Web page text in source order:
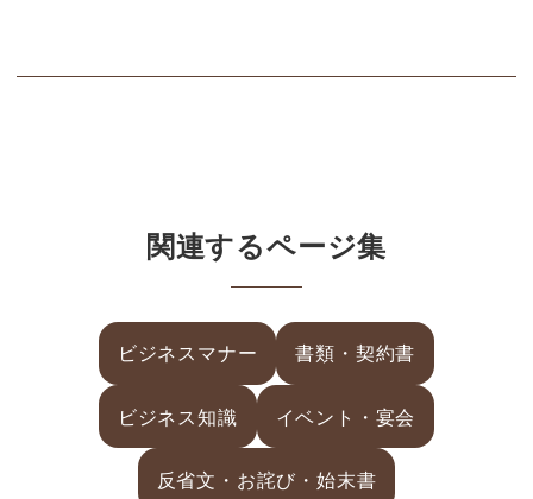
関連するページ集
ビジネスマナー 書類・契約書
ビジネス知識 イベント・宴会
反省文・お詫び・始末書